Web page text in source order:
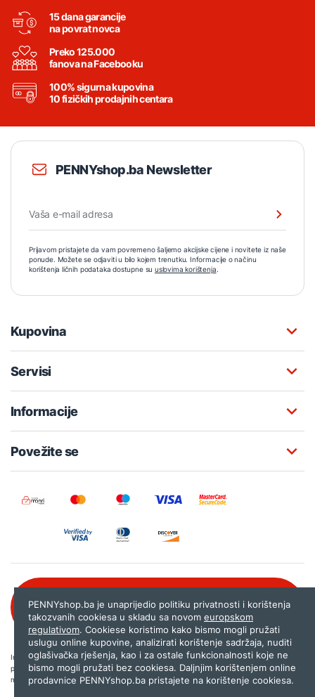
15 dana garancije
na povrat novca
Preko 125.000
fanova na Facebooku
100% sigurna kupovina
10 fizičkih prodajnih centara
PENNYshop.ba Newsletter
Prijavom pristajete da vam povremeno šaljemo akcijske cijene i novitete iz naše
ponude. Možete se odjaviti u bilo kojem trenutku. Informacije o načinu
korištenja ličnih podataka dostupne su uslovima korištenja.
Kupovina
Servisi
Informacije
Povežite se
080 020 261
Internet trgovina PENNYshop.ba nastoji objavljivati samo provjerene i pravilne
podatke. Ako na našoj stranici otkrijete neistinite, odnosno neadekvatne informacije,
molimo vas da nam to javite nashop@pennyplus.com .
PENNYshop.ba je unaprijedio politiku privatnosti i korištenja
takozvanih cookiesa u skladu sa novom europskom
regulativom. Cookiese koristimo kako bismo mogli pružati
uslugu online kupovine, analizirati korištenje sadržaja, nuditi
oglašivačka rješenja, kao i za ostale funkcionalnosti koje ne
bismo mogli pružati bez cookiesa. Daljnjim korištenjem online
prodavnice PENNYshop.ba pristajete na korištenje cookiesa.